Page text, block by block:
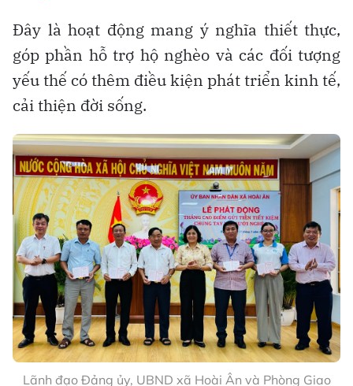
Đây là hoạt động mang ý nghĩa thiết thực,
góp phần hỗ trợ hộ nghèo và các đối tượng
yếu thế có thêm điều kiện phát triển kinh tế,
cải thiện đời sống.
Lãnh đạo Đảng ủy, UBND xã Hoài Ân và Phòng Giao